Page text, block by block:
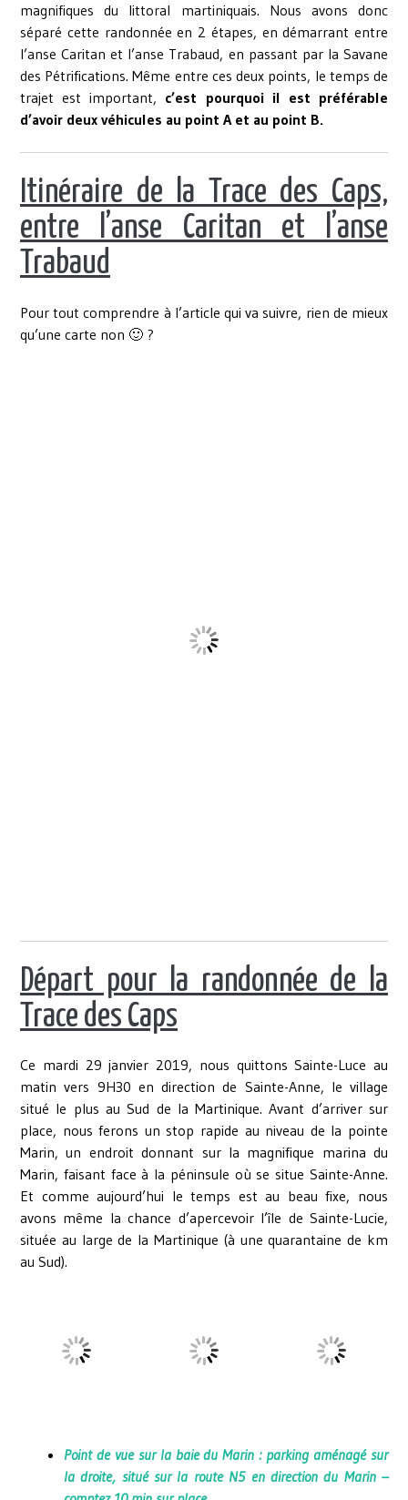
magnifiques du littoral martiniquais. Nous avons donc
séparé cette randonnée en 2 étapes, en démarrant entre
l’anse Caritan et l’anse Trabaud, en passant par la Savane
des Pétrifications. Même entre ces deux points, le temps de
trajet est important, c’est pourquoi il est préférable
d’avoir deux véhicules au point A et au point B.
Itinéraire de la Trace des Caps,
entre l’anse Caritan et l’anse
Trabaud
Pour tout comprendre à l’article qui va suivre, rien de mieux
qu’une carte non 🙂 ?
Départ pour la randonnée de la
Trace des Caps
Ce mardi 29 janvier 2019, nous quittons Sainte-Luce au
matin vers 9H30 en direction de Sainte-Anne, le village
situé le plus au Sud de la Martinique. Avant d’arriver sur
place, nous ferons un stop rapide au niveau de la pointe
Marin, un endroit donnant sur la magnifique marina du
Marin, faisant face à la péninsule où se situe Sainte-Anne.
Et comme aujourd’hui le temps est au beau fixe, nous
avons même la chance d’apercevoir l’île de Sainte-Lucie,
située au large de la Martinique (à une quarantaine de km
au Sud).
Point de vue sur la baie du Marin : parking aménagé sur
la droite, situé sur la route N5 en direction du Marin –